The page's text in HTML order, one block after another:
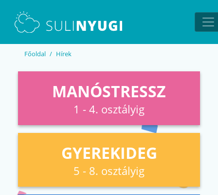
Főoldal Hírek
MANÓSTRESSZ
1 - 4. osztályig
GYEREKIDEG
5 - 8. osztályig